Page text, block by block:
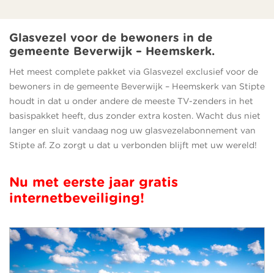
Glasvezel voor de bewoners in de
gemeente Beverwijk – Heemskerk.
Het meest complete pakket via Glasvezel exclusief voor de
bewoners in de gemeente Beverwijk – Heemskerk van Stipte
houdt in dat u onder andere de meeste TV-zenders in het
basispakket heeft, dus zonder extra kosten. Wacht dus niet
langer en sluit vandaag nog uw glasvezelabonnement van
Stipte af. Zo zorgt u dat u verbonden blijft met uw wereld!
Nu met eerste jaar gratis
internetbeveiliging!